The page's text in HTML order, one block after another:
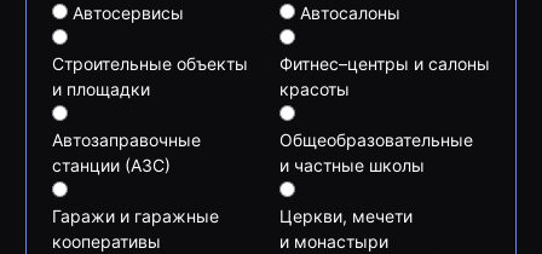
Автосервисы Автосалоны
Строительные объекты
и площадки
Фитнес–центры и салоны
красоты
Автозаправочные
станции (АЗС)
Общеобразовательные
и частные школы
Гаражи и гаражные
кооперативы
Церкви, мечети
и монастыри